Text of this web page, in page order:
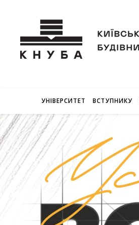
УНІВЕРСИТЕТ ВСТУПНИКУ